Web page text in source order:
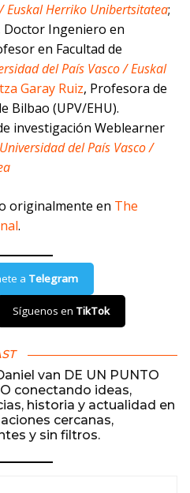
Euskal Herriko Unibertsitatea;
Doctor Ingeniero en
en Facultad de
del País Vasco / Euskal
Garay Ruiz, Profesora de
Bilbao (UPV/EHU).
investigación Weblearner
Universidad del País Vasco /
originalmente en The
.
a Telegram
Síguenos en TikTok
van DE UN PUNTO
conectando ideas,
historia y actualidad en
cercanas,
y sin filtros.